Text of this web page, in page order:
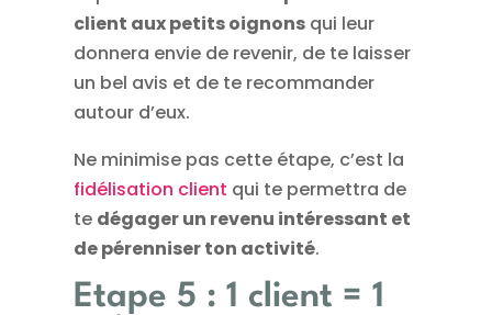
client aux petits oignons qui leur
donnera envie de revenir, de te laisser
un bel avis et de te recommander
autour d’eux.
Ne minimise pas cette étape, c’est la
fidélisation client qui te permettra de
te dégager un revenu intéressant et
de pérenniser ton activité.
Etape 5 : 1 client = 1